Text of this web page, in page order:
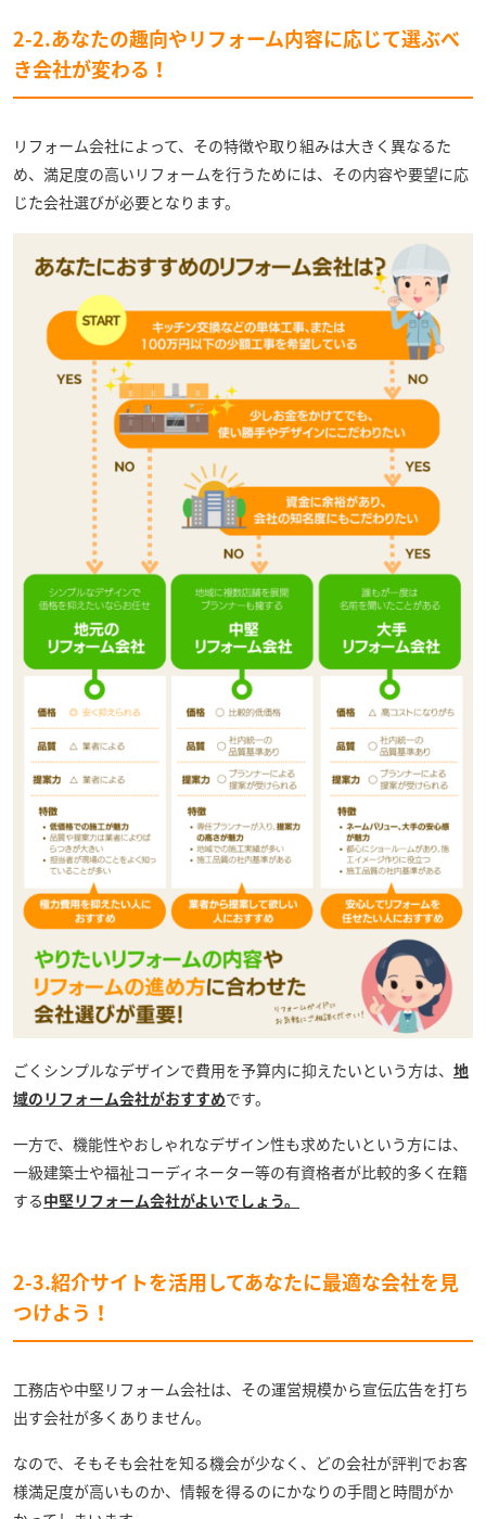
2-2.あなたの趣向やリフォーム内容に応じて選ぶべ
き会社が変わる！
リフォーム会社によって、その特徴や取り組みは大きく異なるた
め、満足度の高いリフォームを行うためには、その内容や要望に応
じた会社選びが必要となります。
ごくシンプルなデザインで費用を予算内に抑えたいという方は、 地
域のリフォーム会社がおすすめです。
一方で、機能性やおしゃれなデザイン性も求めたいという方には、
一級建築士や福祉コーディネーター等の有資格者が比較的多く在籍
する中堅リフォーム会社がよいでしょう。
2-3.紹介サイトを活用してあなたに最適な会社を見
つけよう！
工務店や中堅リフォーム会社は、その運営規模から宣伝広告を打ち
出す会社が多くありません。
なので、そもそも会社を知る機会が少なく、どの会社が評判でお客
様満足度が高いものか、情報を得るのにかなりの手間と時間がか